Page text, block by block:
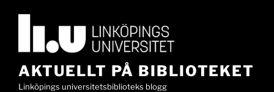
AKTUELLT PÅ BIBLIOTEKET
Linköpings universitetsbiblioteks blogg